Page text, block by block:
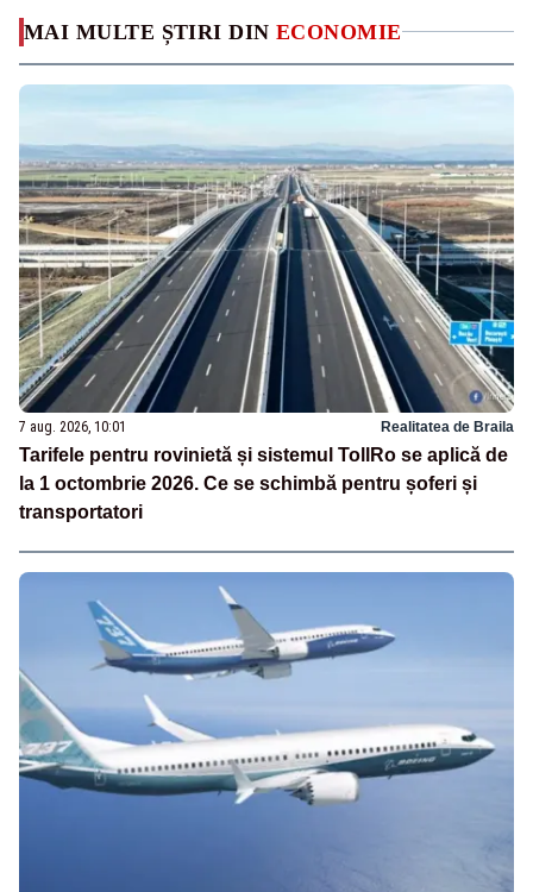
MAI MULTE ȘTIRI DIN ECONOMIE
7 aug. 2026, 10:01 Realitatea de Braila
Tarifele pentru rovinietă și sistemul TollRo se aplică de
la 1 octombrie 2026. Ce se schimbă pentru șoferi și
transportatori